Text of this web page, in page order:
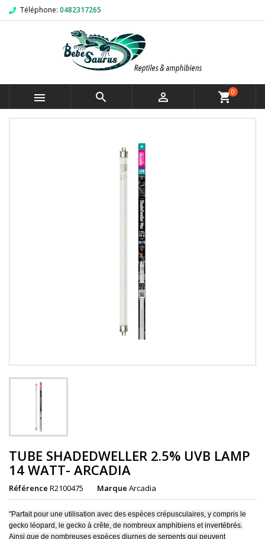
Téléphone: 0482317265
   shopping_cart0
TUBE SHADEDWELLER 2.5% UVB LAMP
14 WATT- ARCADIA
Référence R2100475 Marque Arcadia
"Parfait pour une utilisation avec des espèces crépusculaires, y compris le
gecko léopard, le gecko à crête, de nombreux amphibiens et invertébrés.
Ainsi que de nombreuses espèces diurnes de serpents qui peuvent